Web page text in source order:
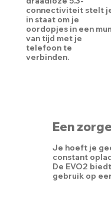
connectiviteit stelt
in staat om je
oordopjes in een
van tijd met je
telefoon te
verbinden.
Een
Je hoeft je
constant
De EVO2
gebruik op